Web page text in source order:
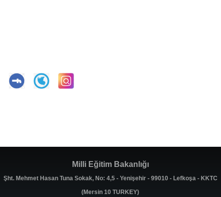
Milli Eğitim Bakanlığı
Şht. Mehmet Hasan Tuna Sokak, No: 4,5 - Yenişehir - 99010 - Lefkoşa - KKTC
(Mersin 10 TURKEY)